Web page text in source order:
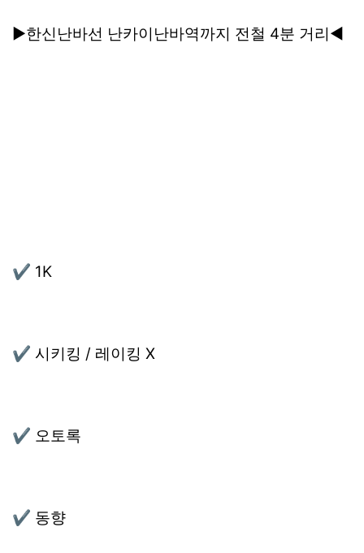
▶한신난바선 난카이난바역까지 전철 4분 거리◀
✔ 1K
✔ 시키킹 / 레이킹 X
✔ 오토록
✔ 동향